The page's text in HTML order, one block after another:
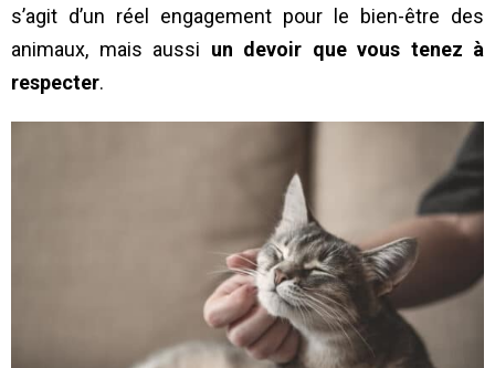
s’agit d’un réel engagement pour le bien-être des
animaux, mais aussi un devoir que vous tenez à
respecter.